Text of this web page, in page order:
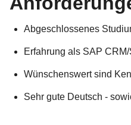
Abgeschlossenes
Erfahrung als SAP
Wünschenswert sind
Sehr gute Deutsch -